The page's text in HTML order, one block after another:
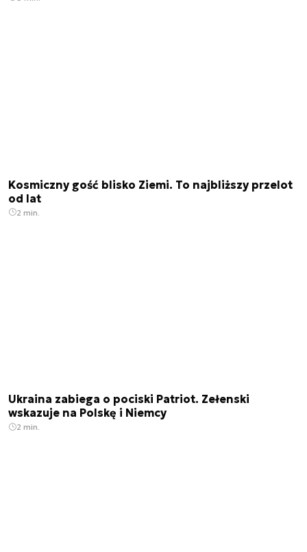
Kosmiczny gość blisko Ziemi. To najbliższy przelot
od lat
2 min.
Ukraina zabiega o pociski Patriot. Zełenski
wskazuje na Polskę i Niemcy
2 min.